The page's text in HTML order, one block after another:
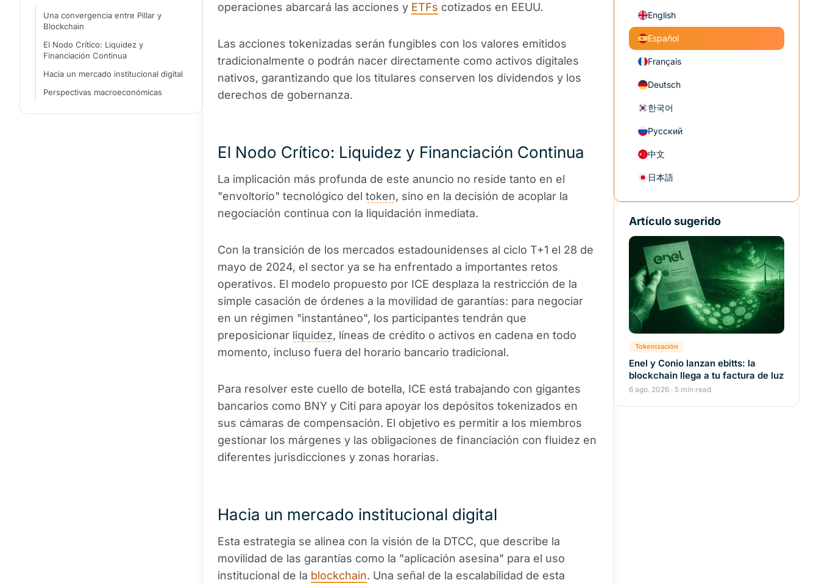
operaciones abarcará las acciones y ETFs cotizados en EEUU.
Las acciones tokenizadas serán fungibles con los valores emitidos
tradicionalmente o podrán nacer directamente como activos digitales
nativos, garantizando que los titulares conserven los dividendos y los
derechos de gobernanza.
El Nodo Crítico: Liquidez y Financiación Continua
La implicación más profunda de este anuncio no reside tanto en el
"envoltorio" tecnológico del token, sino en la decisión de acoplar la
negociación continua con la liquidación inmediata.
Con la transición de los mercados estadounidenses al ciclo T+1 el 28 de
mayo de 2024, el sector ya se ha enfrentado a importantes retos
operativos. El modelo propuesto por ICE desplaza la restricción de la
simple casación de órdenes a la movilidad de garantías: para negociar
en un régimen "instantáneo", los participantes tendrán que
preposicionar liquidez, líneas de crédito o activos en cadena en todo
momento, incluso fuera del horario bancario tradicional.
Para resolver este cuello de botella, ICE está trabajando con gigantes
bancarios como BNY y Citi para apoyar los depósitos tokenizados en
sus cámaras de compensación. El objetivo es permitir a los miembros
gestionar los márgenes y las obligaciones de financiación con fluidez en
diferentes jurisdicciones y zonas horarias.
Hacia un mercado institucional digital
Esta estrategia se alinea con la visión de la DTCC, que describe la
movilidad de las garantías como la "aplicación asesina" para el uso
institucional de la blockchain. Una señal de la escalabilidad de esta
Una convergencia entre Pillar y
Blockchain
El Nodo Crítico: Liquidez y
Financiación Continua
Hacia un mercado institucional digital
Perspectivas macroeconómicas
English
Español
Français
Deutsch
한국어
Русский
中文
日本語
Artículo sugerido
Tokenización
Enel y Conio lanzan ebitts: la
blockchain llega a tu factura de luz
6 ago. 2026 · 5 min read